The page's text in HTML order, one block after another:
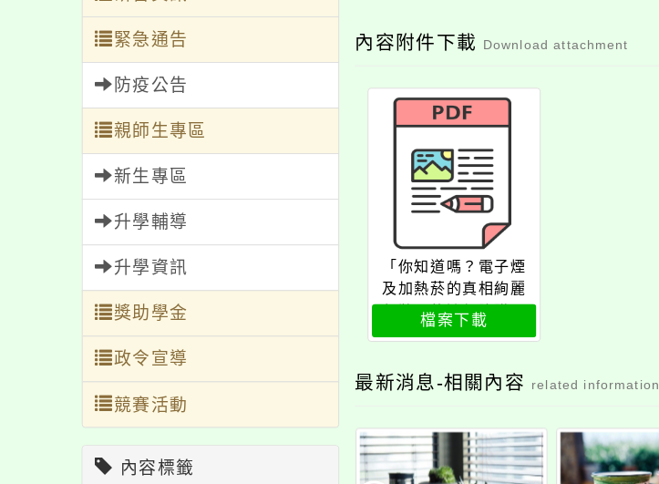
緊急通告
防疫公告
親師生專區
新生專區
升學輔導
升學資訊
獎助學金
政令宣導
競賽活動
內容標籤
內容附件下載 Download attachment
「你知道嗎？電子煙
及加熱菸的真相絢麗
包裝下的迷幻陷阱」
懶人包及醫師圖解
檔案下載
最新消息-相關內容 related information